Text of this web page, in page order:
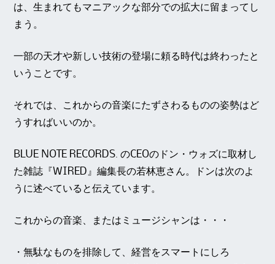
は、生まれてもマニアックな部分での拡大に留まってし
まう。
一部の天才や新しい技術の登場に頼る時代は終わったと
いうことです。
それでは、これからの音楽にたずさわるものの姿勢はど
うすればいいのか。
BLUE NOTE RECORDS. のCEOのドン・ウォズに取材し
た雑誌『WIRED』編集長の若林恵さん。ドンは次のよ
うに述べていると伝えています。
これからの音楽、またはミュージシャンは・・・
・無駄なものを排除して、経営をスマートにしろ